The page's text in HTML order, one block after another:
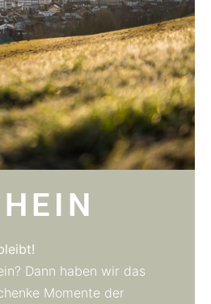
Dann haben wir das
Momente der